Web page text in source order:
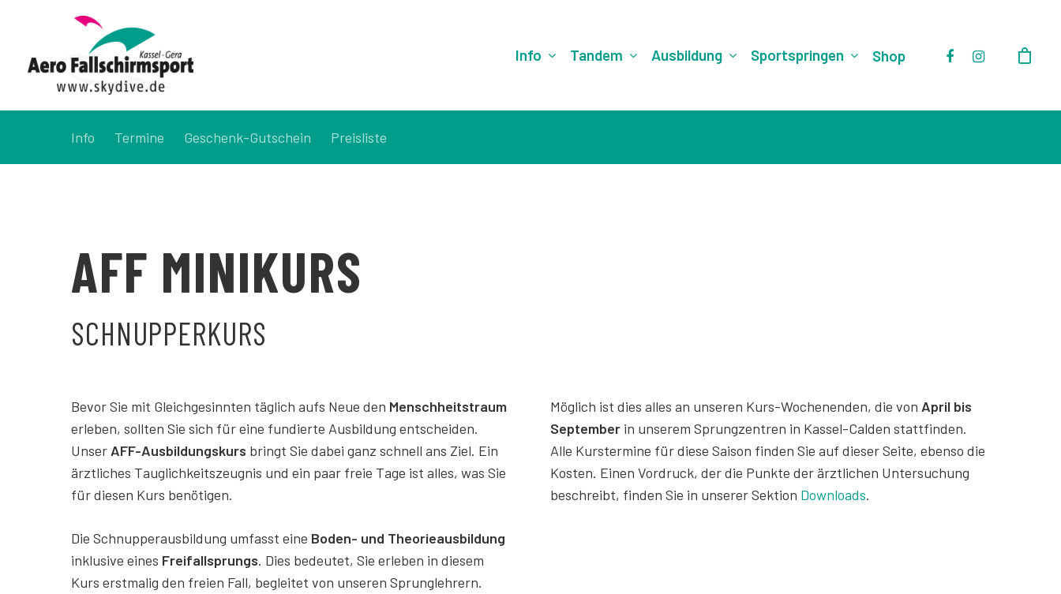
Info Tandem Ausbildung Sportspringen Shop
Info Termine Geschenk-Gutschein Preisliste
AFF MINIKURS
SCHNUPPERKURS
Bevor Sie mit Gleichgesinnten täglich aufs Neue den Menschheitstraum
erleben, sollten Sie sich für eine fundierte Ausbildung entscheiden.
Unser AFF-Ausbildungskurs bringt Sie dabei ganz schnell ans Ziel. Ein
ärztliches Tauglichkeitszeugnis und ein paar freie Tage ist alles, was Sie
für diesen Kurs benötigen.
Die Schnupperausbildung umfasst eine Boden- und Theorieausbildung
inklusive eines Freifallsprungs. Dies bedeutet, Sie erleben in diesem
Kurs erstmalig den freien Fall, begleitet von unseren Sprunglehrern.
Möglich ist dies alles an unseren Kurs-Wochenenden, die von April bis
September in unserem Sprungzentren in Kassel-Calden stattfinden.
Alle Kurstermine für diese Saison finden Sie auf dieser Seite, ebenso die
Kosten. Einen Vordruck, der die Punkte der ärztlichen Untersuchung
beschreibt, finden Sie in unserer Sektion Downloads.